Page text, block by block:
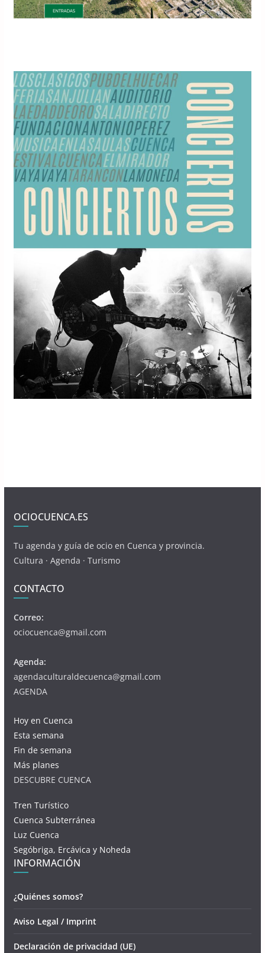
OCIOCUENCA.ES
Tu agenda y guía de ocio en Cuenca y provincia.
Cultura · Agenda · Turismo
CONTACTO
Correo:
ociocuenca@gmail.com
Agenda:
agendaculturaldecuenca@gmail.com
AGENDA
Hoy en Cuenca
Esta semana
Fin de semana
Más planes
DESCUBRE CUENCA
Tren Turístico
Cuenca Subterránea
Luz Cuenca
Segóbriga, Ercávica y Noheda
INFORMACIÓN
¿Quiénes somos?
Aviso Legal / Imprint
Declaración de privacidad (UE)